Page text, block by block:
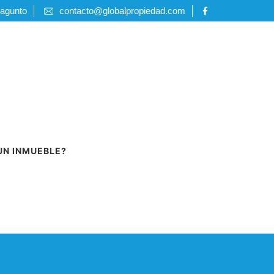
contacto@globalpropiedad.com
INMUEBLE?